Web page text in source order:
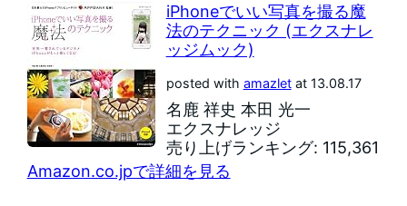
iPhoneでいい写真を撮る魔
法のテクニック (エクスナレ
ッジムック)
posted with amazletat 13.08.17
名鹿 祥史 本田 光一
エクスナレッジ
売り上げランキング: 115,361
Amazon.co.jpで詳細を見る